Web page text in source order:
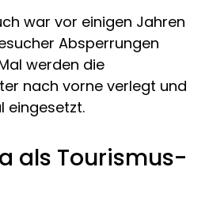
war vor einigen Jahren
Absperrungen
werden die
nach vorne verlegt und
eingesetzt.
als Tourismus-